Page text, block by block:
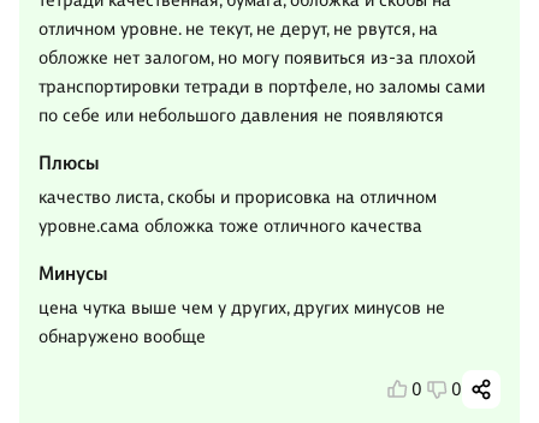
отличном уровне. не текут, не дерут, не рвутся, на
обложке нет залогом, но могу появиться из-за плохой
транспортировки тетради в портфеле, но заломы сами
по себе или небольшого давления не появляются
Плюсы
качество листа, скобы и прорисовка на отличном
уровне.сама обложка тоже отличного качества
Минусы
цена чутка выше чем у других, других минусов не
обнаружено вообще
0 0